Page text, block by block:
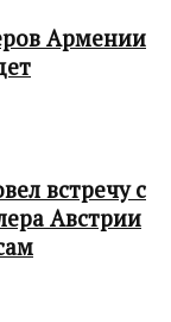
Армении
встречу с
Австрии